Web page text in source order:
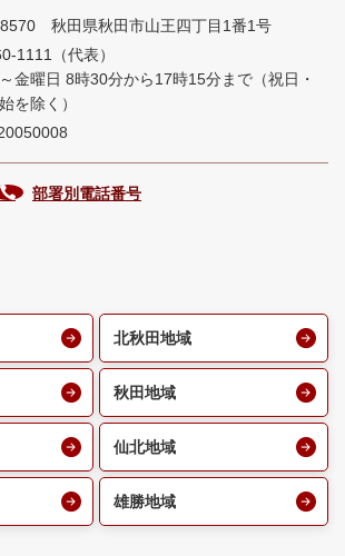
秋田県秋田市山王四丁目1番1号
1111（代表）
金曜日 8時30分から17時15分まで （祝日・
を除く）
部署別電話番号
北秋田地域
秋田地域
仙北地域
雄勝地域